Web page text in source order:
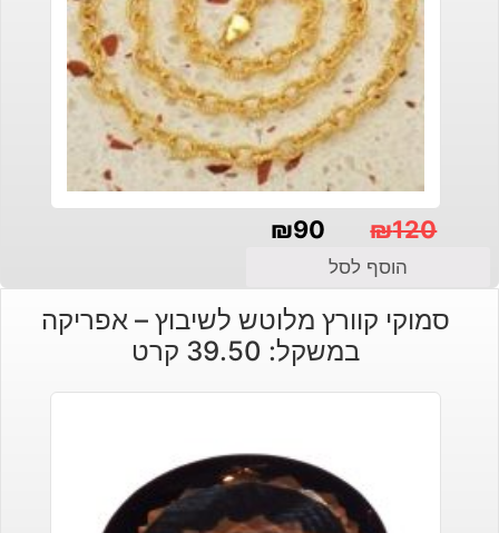
₪120
המקורי
היה:
₪90
הנוכחי
הוא:
הוסף לסל
סמוקי קוורץ מלוטש לשיבוץ – אפריקה
במשקל: 39.50 קרט